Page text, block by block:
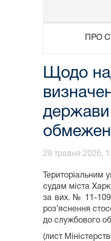
ПРО
Щодо
держави
29 травня 2026,
Територіальним
судам міста
за вих. № 11-
роз’яснення
до службового
(лист